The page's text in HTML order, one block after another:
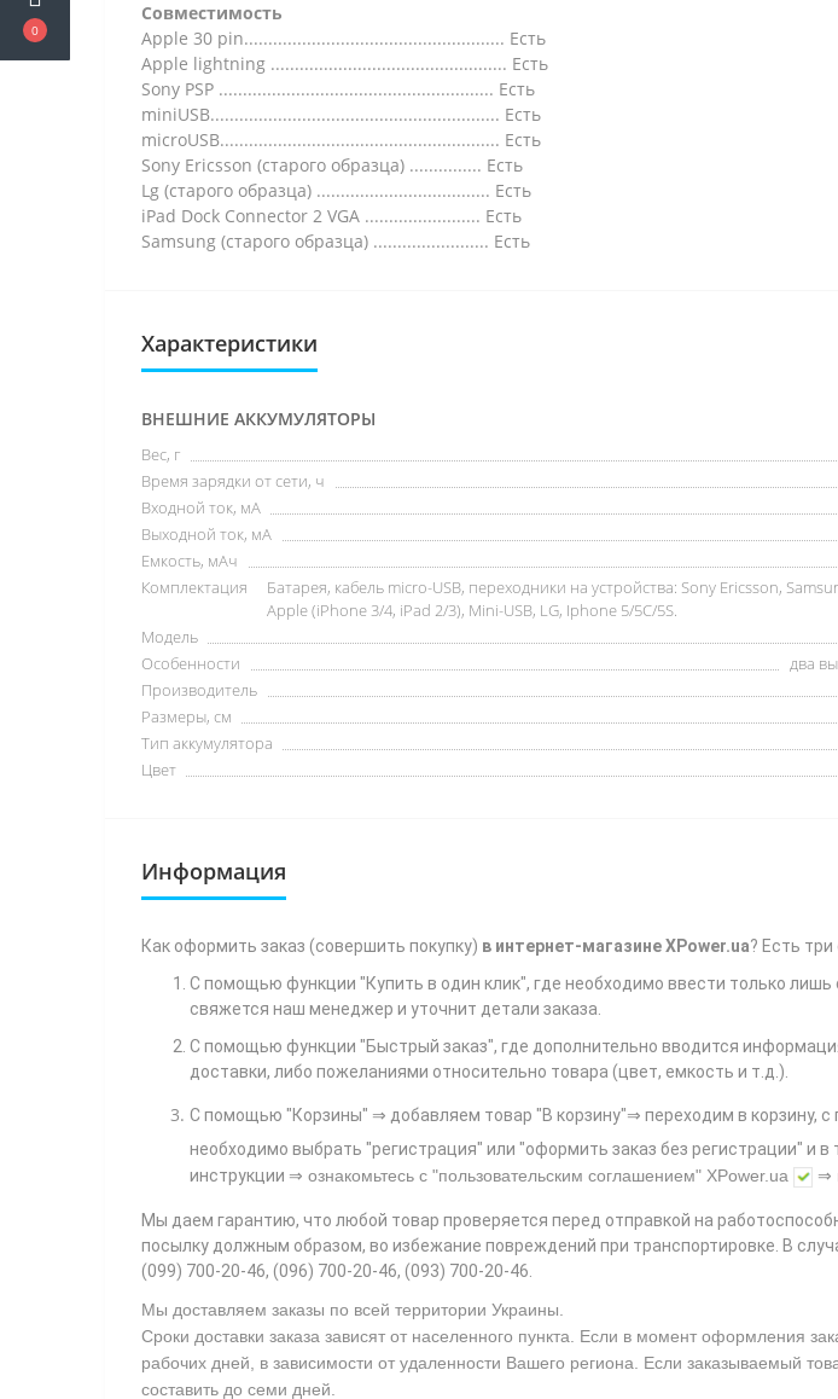
0
Совместимость
Apple 30 pin...................................................... Есть
Apple lightning ................................................. Есть
Sony PSP ......................................................... Есть
miniUSB............................................................ Есть
microUSB.......................................................... Есть
Sony Ericsson (старого образца) ............... Есть
Lg (старого образца) .................................... Есть
iPad Dock Connector 2 VGA ........................ Есть
Samsung (старого образца) ........................ Есть
Характеристики
ВНЕШНИЕ АККУМУЛЯТОРЫ
Вес, г
Время зарядки от сети, ч
Входной ток, мА
Выходной ток, мА
Емкость, мАч
Комплектация
Батарея, кабель micro-USB, переходники на устройства: Sony Ericsson,
Apple (iPhone 3/4, iPad 2/3), Mini-USB, LG, Iphone 5/5C/5S.
Модель
Особенности
два
Производитель
Размеры, см
Тип аккумулятора
Цвет
Информация
Как оформить заказ (совершить покупку) в интернет-магазине XPower.ua? Есть
С помощью функции "Купить в один клик", где необходимо ввести только
свяжется наш менеджер и уточнит детали заказа.
С помощью функции "Быстрый заказ", где дополнительно вводится
доставки, либо пожеланиями относительно товара (цвет, емкость и т.д.).
С помощью "Корзины" ⇒ добавляем товар "В корзину"⇒ переходим в корзину,
необходимо выбрать "регистрация" или "оформить заказ без регистрации" и
инструкции ⇒ ознакомьтесь с "пользовательским соглашением" XPower.ua ⇒
Мы даем гарантию, что любой товар проверяется перед отправкой на
посылку должным образом, во избежание повреждений при транспортировке. В
(099) 700-20-46, (096) 700-20-46, (093) 700-20-46.
Мы доставляем заказы по всей территории Украины.
Сроки доставки заказа зависят от населенного пункта. Если в момент оформления
рабочих дней, в зависимости от удаленности Вашего региона. Если заказываемый
составить до семи дней.